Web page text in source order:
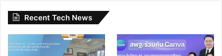
Recent Tech News